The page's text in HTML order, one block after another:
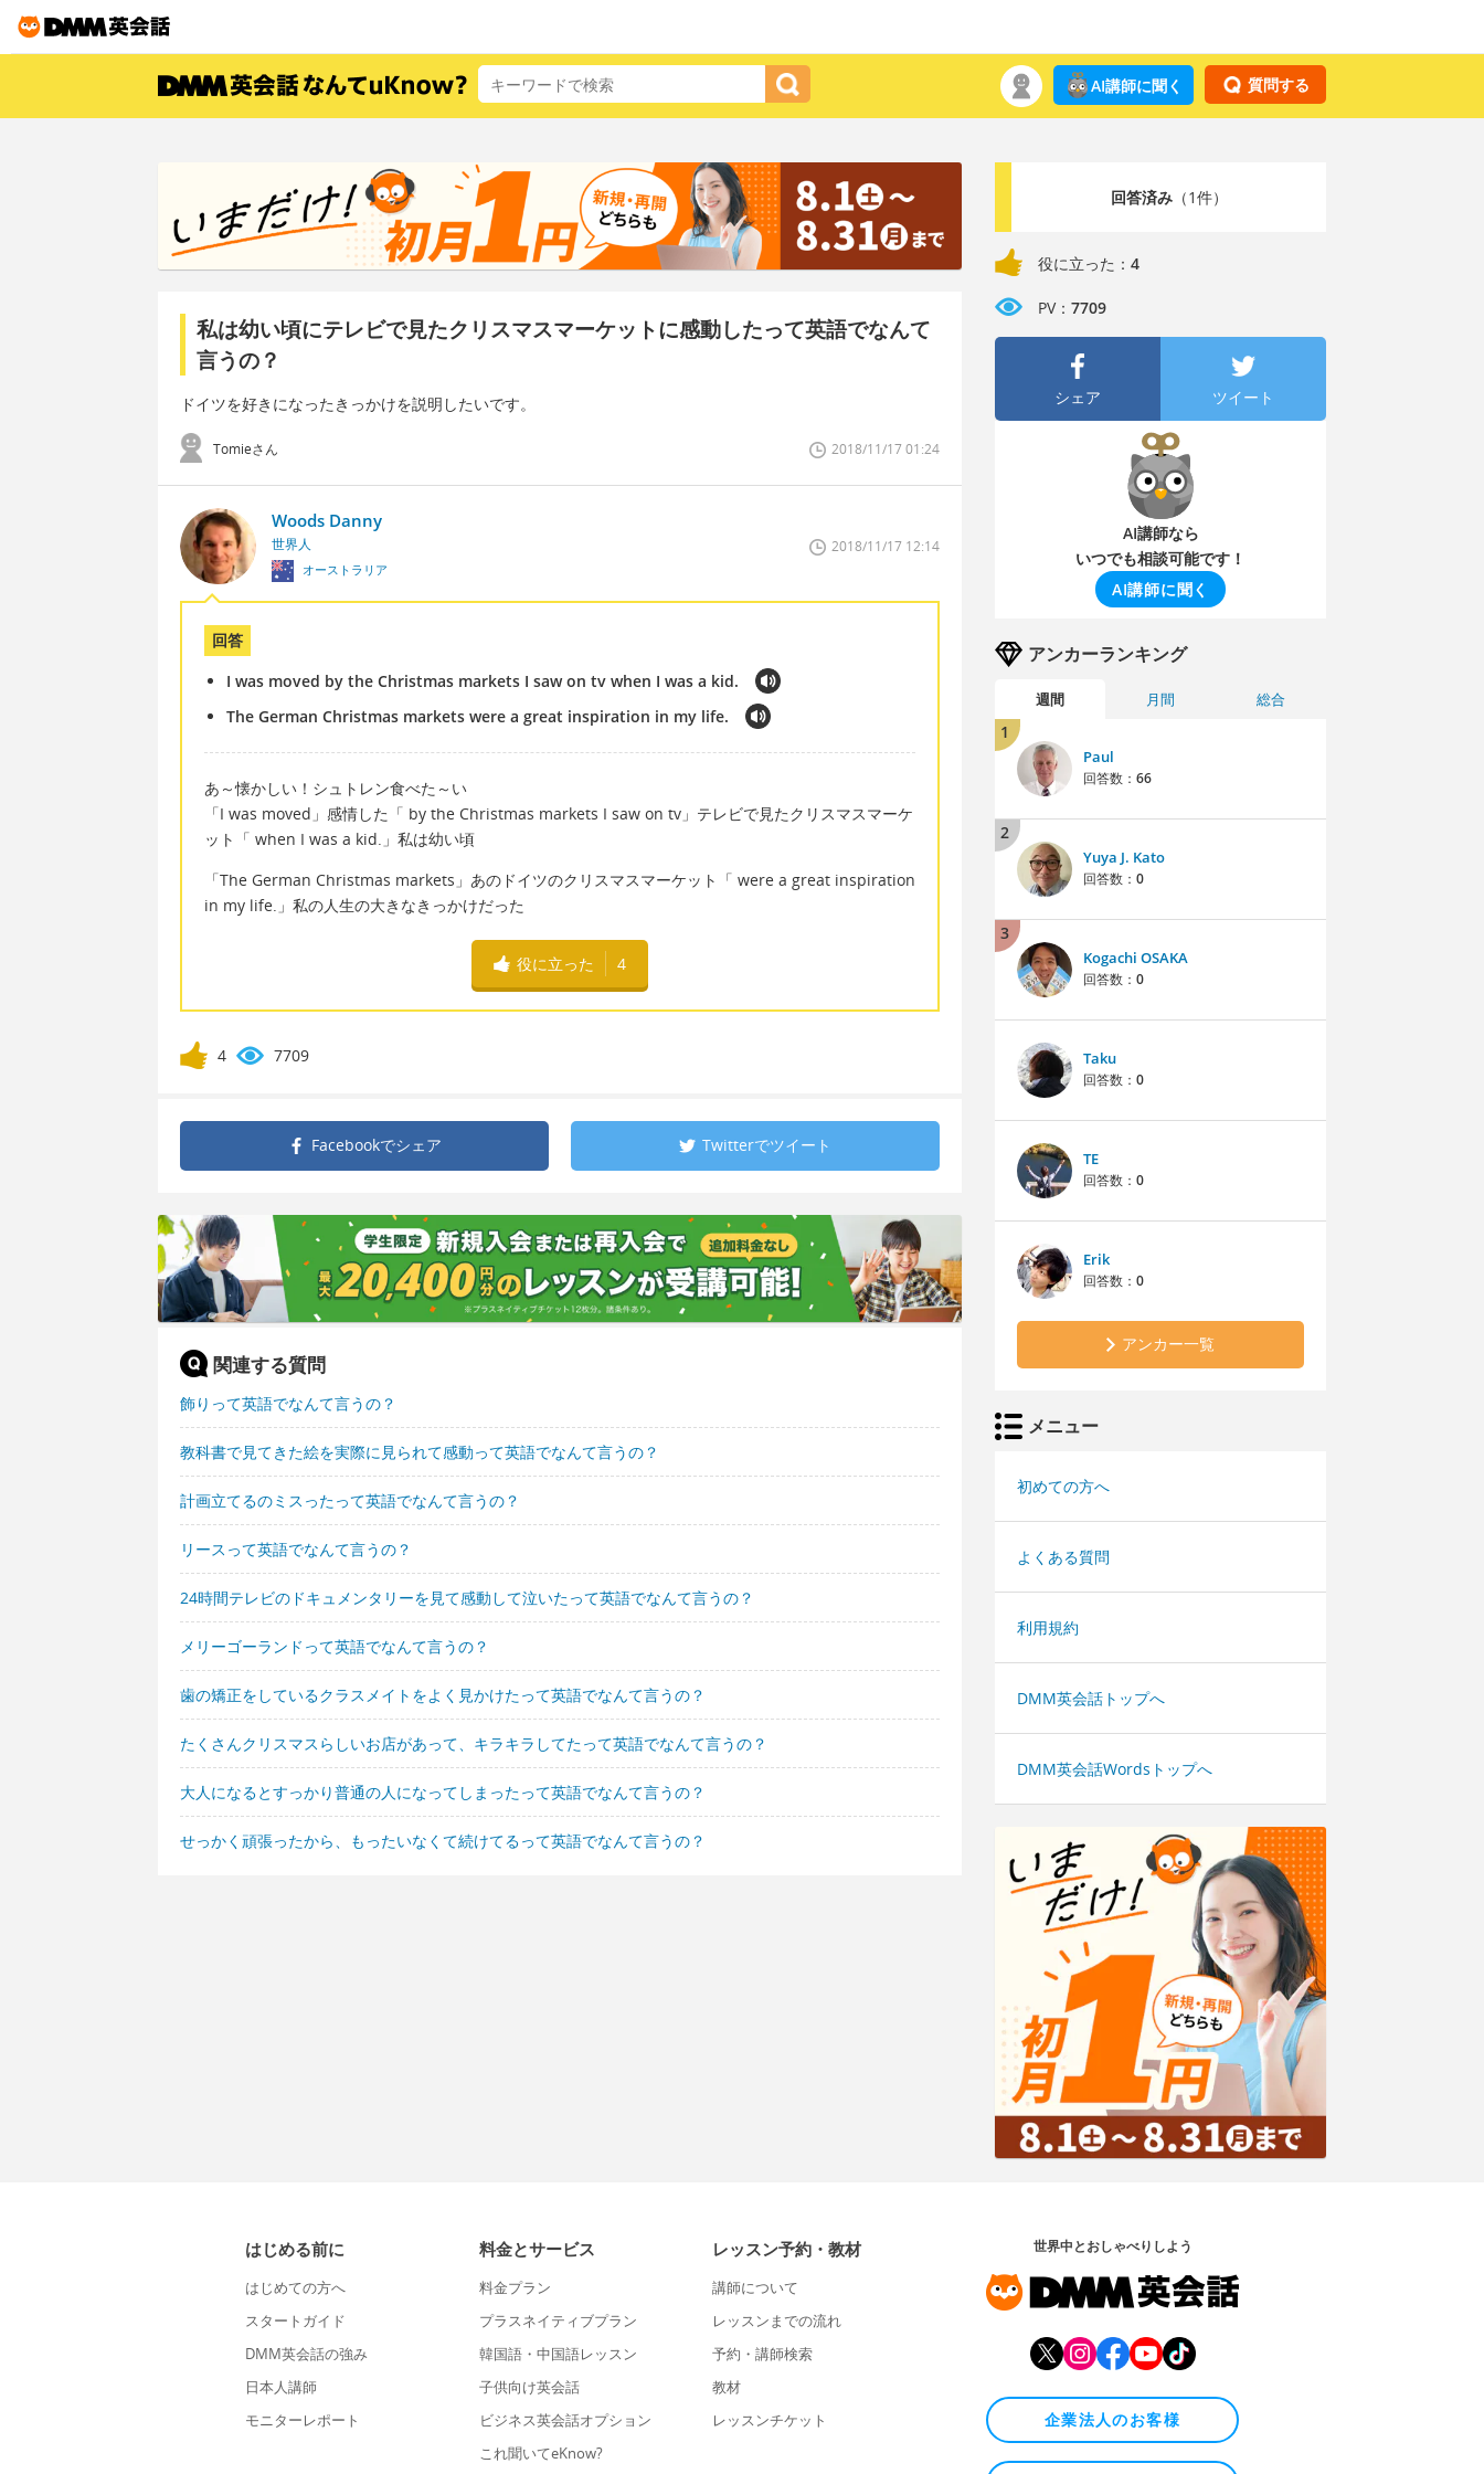
質問する
AI講師に聞く
私は幼い頃にテレビで見たクリスマスマーケットに感動したって英語でなんて
言うの？
ドイツを好きになったきっかけを説明したいです。
Tomieさん 2018/11/17 01:24
Woods Danny
世界人
オーストラリア
2018/11/17 12:14
回答
I was moved by the Christmas markets I saw on tv when I was a kid.
The German Christmas markets were a great inspiration in my life.
あ～懐かしい！シュトレン食べた～い
「I was moved」感情した「 by the Christmas markets I saw on tv」テレビで見たクリスマスマーケ
ット「 when I was a kid.」私は幼い頃
「The German Christmas markets」あのドイツのクリスマスマーケット「 were a great inspiration
in my life.」私の人生の大きなきっかけだった
役に立った 4
4 7709
Facebookでシェア Twitterでツイート
関連する質問
飾りって英語でなんて言うの？
教科書で見てきた絵を実際に見られて感動って英語でなんて言うの？
計画立てるのミスったって英語でなんて言うの？
リースって英語でなんて言うの？
24時間テレビのドキュメンタリーを見て感動して泣いたって英語でなんて言うの？
メリーゴーランドって英語でなんて言うの？
歯の矯正をしているクラスメイトをよく見かけたって英語でなんて言うの？
たくさんクリスマスらしいお店があって、キラキラしてたって英語でなんて言うの？
大人になるとすっかり普通の人になってしまったって英語でなんて言うの？
せっかく頑張ったから、もったいなくて続けてるって英語でなんて言うの？
回答済み（1件）
役に立った： 4
PV： 7709
シェア ツイート
AI講師なら
いつでも相談可能です！
AI講師に聞く
アンカーランキング
週間 月間 総合
1
Paul
回答数： 66
2
Yuya J. Kato
回答数： 0
3
Kogachi OSAKA
回答数： 0
Taku
回答数： 0
TE
回答数： 0
Erik
回答数： 0
アンカー一覧
メニュー
初めての方へ
よくある質問
利用規約
DMM英会話トップへ
DMM英会話Wordsトップへ
はじめる前に
はじめての方へ
スタートガイド
DMM英会話の強み
日本人講師
モニターレポート
料金とサービス
料金プラン
プラスネイティブプラン
韓国語・中国語レッスン
子供向け英会話
ビジネス英会話オプション
これ聞いてeKnow?
レッスン予約・教材
講師について
レッスンまでの流れ
予約・講師検索
教材
レッスンチケット
世界中とおしゃべりしよう
企業法人のお客様